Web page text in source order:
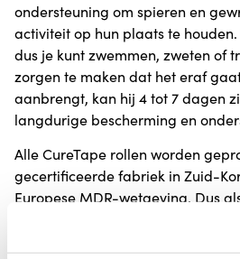
ondersteuning om spieren en
activiteit op hun plaats te
dus je kunt zwemmen, zweten of
zorgen te maken dat het eraf
aanbrengt, kan hij 4 tot 7 dagen
langdurige bescherming en
Alle CureTape rollen worden
gecertificeerde fabriek in Zuid-
Europese MDR-wetgeving. Dus
krijgt, ben je verzekerd van de
Verkrijgbaar in oranje, zwart,